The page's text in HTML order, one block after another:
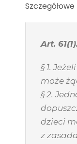
Art.
§ 1.
może
§ 2.
dzieci
z